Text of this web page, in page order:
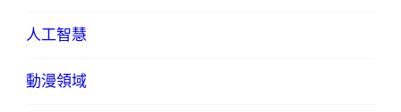
人工智慧
動漫領域